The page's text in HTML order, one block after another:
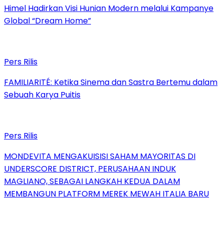
Himel Hadirkan Visi Hunian Modern melalui Kampanye
Global “Dream Home”
Pers Rilis
FAMILIARITÉ: Ketika Sinema dan Sastra Bertemu dalam
Sebuah Karya Puitis
Pers Rilis
MONDEVITA MENGAKUISISI SAHAM MAYORITAS DI
UNDERSCORE DISTRICT, PERUSAHAAN INDUK
MAGLIANO, SEBAGAI LANGKAH KEDUA DALAM
MEMBANGUN PLATFORM MEREK MEWAH ITALIA BARU